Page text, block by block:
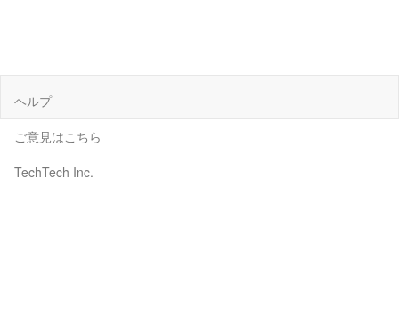
ヘルプ
ご意見はこちら
TechTech Inc.